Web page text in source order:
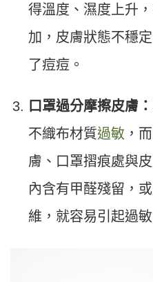
得溫度、濕度上升
加，皮膚狀態不穩
了痘痘。
口罩過分摩擦皮膚：
不織布材質過敏 ，
膚、口罩摺痕處與
內含有甲醛殘留，
維，就容易引起過敏